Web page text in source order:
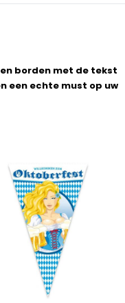
borden met de tekst
een echte must op uw